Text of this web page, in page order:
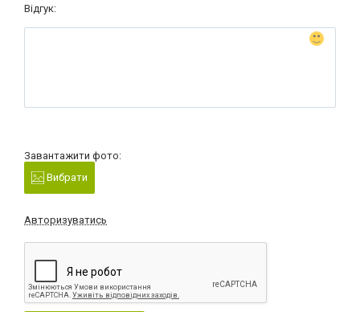
Відгук:
Завантажити фото:
Вибрати
Авторизуватись